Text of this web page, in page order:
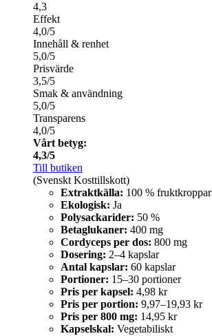
4,3
Effekt
4,0/5
Innehåll & renhet
5,0/5
Prisvärde
3,5/5
Smak & användning
5,0/5
Transparens
4,0/5
Vårt betyg:
4,3/5
Till butiken
(Svenskt Kosttillskott)
Extraktkälla: 100 % fruktkroppar
Ekologisk: Ja
Polysackarider: 50 %
Betaglukaner: 400 mg
Cordyceps per dos: 800 mg
Dosering: 2–4 kapslar
Antal kapslar: 60 kapslar
Portioner: 15–30 portioner
Pris per kapsel: 4,98 kr
Pris per portion: 9,97–19,93 kr
Pris per 800 mg: 14,95 kr
Kapselskal: Vegetabiliskt